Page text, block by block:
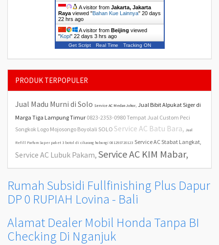
A visitor from Jakarta, Jakarta
Rayaviewed "Bahan Kue Lainnya" 20 days
22 hrs ago
A visitor from Beijing viewed
"Kopi" 22 days 3 hrs ago
Get Script Real Time Tracking ON
PRODUK TERPOPULER
Jual Madu Murni di Solo Service AC Medan Johor, Jual Bibit Alpukat Siger di
Marga Tiga Lampung Timur 0823-2353-0980 Tempat Jual Custom Peci
Songkok Logo Mojosongo Boyolali SOLO Service AC Batu Bara, Jual
Refill Parfum Super paket 3 botol di cikarang hubungi 081293720123 Service AC Stabat Langkat,
Service AC Lubuk Pakam, Service AC KIM Mabar,
Rumah Subsidi Fullfinishing Plus Dapur
DP 0 RUPIAH Lovina - Bali
Alamat Dealer Mobil Honda Tanpa BI
Checking Di Nganjuk